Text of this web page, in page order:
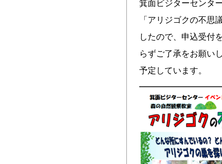
箕面ビジターセンタ
「アリジゴクの不思
したので、申込受付
らずご了承をお願い
予定しています。